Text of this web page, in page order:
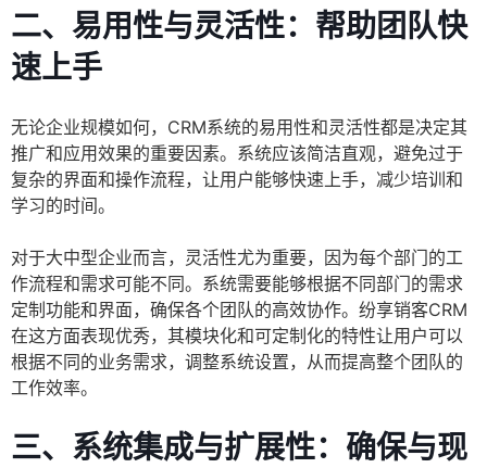
二、易用性与灵活性：帮助团队快
速上手
无论企业规模如何，CRM系统的易用性和灵活性都是决定其
推广和应用效果的重要因素。系统应该简洁直观，避免过于
复杂的界面和操作流程，让用户能够快速上手，减少培训和
学习的时间。
对于大中型企业而言，灵活性尤为重要，因为每个部门的工
作流程和需求可能不同。系统需要能够根据不同部门的需求
定制功能和界面，确保各个团队的高效协作。纷享销客CRM
在这方面表现优秀，其模块化和可定制化的特性让用户可以
根据不同的业务需求，调整系统设置，从而提高整个团队的
工作效率。
三、系统集成与扩展性：确保与现